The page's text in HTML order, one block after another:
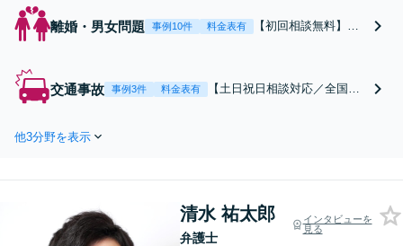
離婚・男女問題 事例10件 料金表有
【初回相談無料】あ
は電話・メールで状
況を丁寧にお聞きし
さい。【リーズナブ
ルな料金設定】
交通事故 事例3件 料金表有
【土日祝日相談対応／全国対
ト！【相談料：初回無料※1】
に、今すぐ相談！
他3分野を表示
清水 祐太郎
弁護士
インタビューを
見る